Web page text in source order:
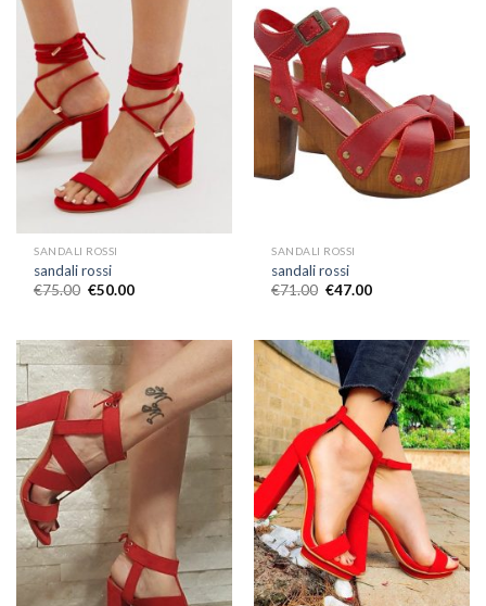
SANDALI ROSSI
sandali rossi
€75.00 €50.00
SANDALI ROSSI
sandali rossi
€71.00 €47.00